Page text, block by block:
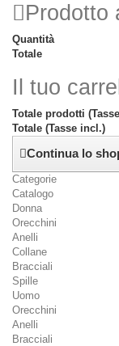
Prodotto
Quantità
Totale
Il tuo
Totale prodotti
Totale (Tasse incl.)
Continua lo
Categorie
Catalogo
Donna
Orecchini
Anelli
Collane
Bracciali
Spille
Uomo
Orecchini
Anelli
Bracciali